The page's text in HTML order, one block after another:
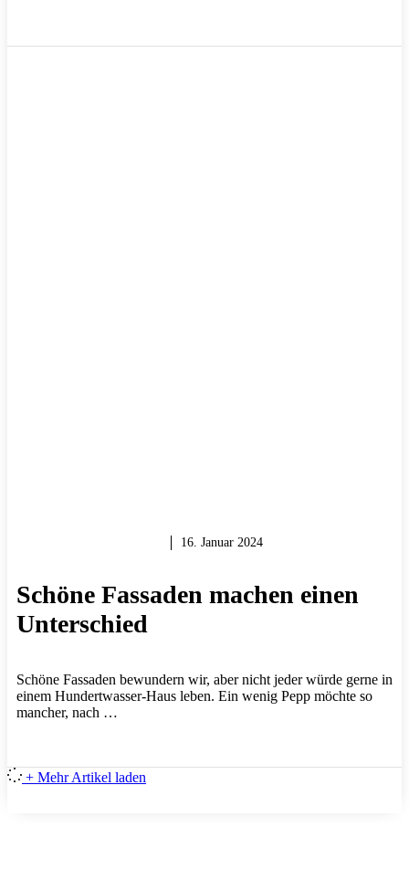
16. Januar 2024
Schöne Fassaden machen einen
Unterschied
Schöne Fassaden bewundern wir, aber nicht jeder würde gerne in
einem Hundertwasser-Haus leben. Ein wenig Pepp möchte so
mancher, nach …
+ Mehr Artikel laden